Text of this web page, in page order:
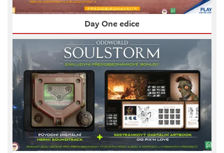
Day One edice